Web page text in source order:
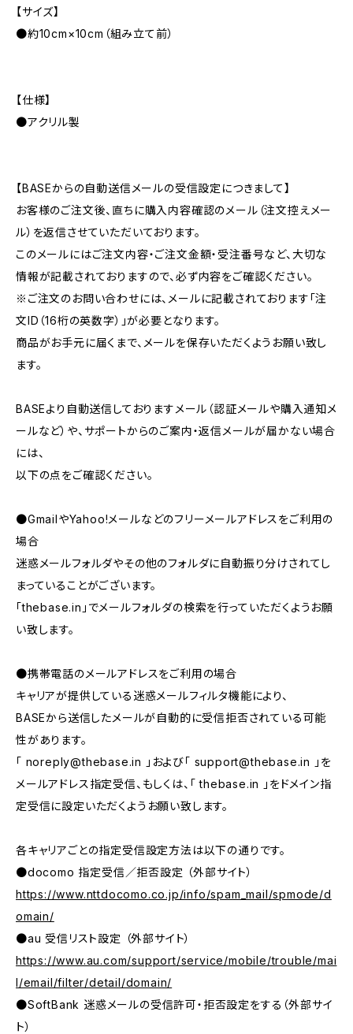
【サイズ】
●約10cm×10cm（組み立て前）
【仕様】
●アクリル製
【BASEからの自動送信メールの受信設定につきまして】
お客様のご注文後、直ちに購入内容確認のメール（注文控えメー
ル）を返信させていただいております。
このメールにはご注文内容・ご注文金額・受注番号など、大切な
情報が記載されておりますので、必ず内容をご確認ください。
※ご注文のお問い合わせには、メールに記載されております「注
文ID（16桁の英数字）」が必要となります。
商品がお手元に届くまで、メールを保存いただくようお願い致し
ます。
BASEより自動送信しておりますメール（認証メールや購入通知メ
ールなど）や、サポートからのご案内・返信メールが届かない場合
には、
以下の点をご確認ください。
●GmailやYahoo!メールなどのフリーメールアドレスをご利用の
場合
迷惑メールフォルダやその他のフォルダに自動振り分けされてし
まっていることがございます。
「thebase.in」でメールフォルダの検索を行っていただくようお願
い致します。
●携帯電話のメールアドレスをご利用の場合
キャリアが提供している迷惑メールフィルタ機能により、
BASEから送信したメールが自動的に受信拒否されている可能
性があります。
「 noreply@thebase.in 」および「 support@thebase.in
」を
メールアドレス指定受信、もしくは、「 thebase.in 」をドメイン指
定受信に設定いただくようお願い致します。
各キャリアごとの指定受信設定方法は以下の通りです。
●docomo 指定受信／拒否設定 （外部サイト）
https://www.nttdocomo.co.jp/info/spam_mail/spmode/d
omain/
●au 受信リスト設定 （外部サイト）
https://www.au.com/support/service/mobile/trouble/mai
l/email/filter/detail/domain/
●SoftBank 迷惑メールの受信許可・拒否設定をする（外部サイ
ト）